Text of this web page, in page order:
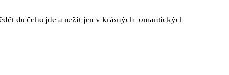
do čeho jde a nežít jen v krásných romantických